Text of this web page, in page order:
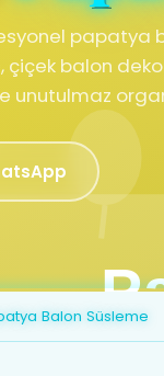
papatya
balon
unutulmaz
Balon Süsleme